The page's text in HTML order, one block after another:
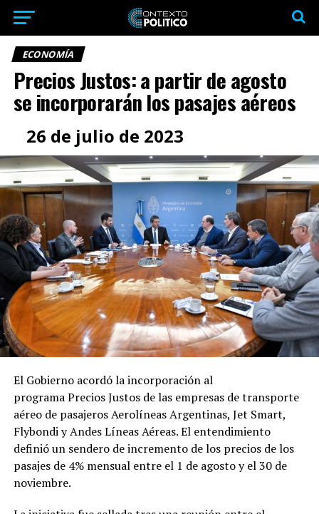
ECONOMÍA
Precios Justos: a partir de agosto
se incorporarán los pasajes aéreos
26 de julio de 2023
El Gobierno acordó la incorporación al
programa Precios Justos de las empresas de transporte
aéreo de pasajeros Aerolíneas Argentinas, Jet Smart,
Flybondi y Andes Líneas Aéreas. El entendimiento
definió un sendero de incremento de los precios de los
pasajes de 4% mensual entre el 1 de agosto y el 30 de
noviembre.